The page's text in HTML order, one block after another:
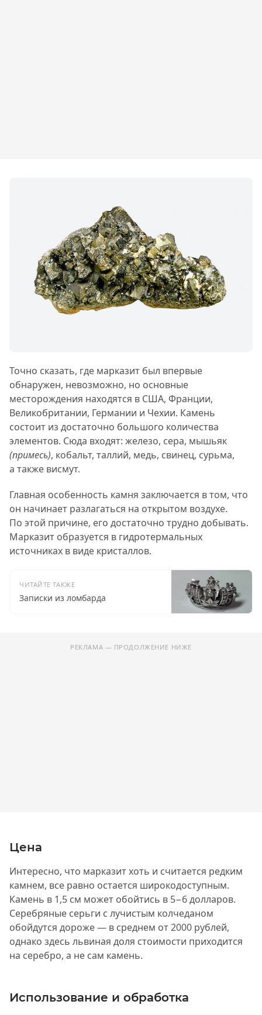
Точно сказать, где марказит был впервые
обнаружен, невозможно, но основные
месторождения находятся в США, Франции,
Великобритании, Германии и Чехии. Камень
состоит из достаточно большого количества
элементов. Сюда входят: железо, сера, мышьяк
(примесь), кобальт, таллий, медь, свинец, сурьма,
а также висмут.
Главная особенность камня заключается в том, что
он начинает разлагаться на открытом воздухе.
По этой причине, его достаточно трудно добывать.
Марказит образуется в гидротермальных
источниках в виде кристаллов.
ЧИТАЙТЕ ТАКЖЕ
Записки из ломбарда
РЕКЛАМА — ПРОДОЛЖЕНИЕ НИЖЕ
Цена
Интересно, что марказит хоть и считается редким
камнем, все равно остается широкодоступным.
Камень в 1,5 см может обойтись в 5−6 долларов.
Серебряные серьги с лучистым колчеданом
обойдутся дороже — в среднем от 2000 рублей,
однако здесь львиная доля стоимости приходится
на серебро, а не сам камень.
Использование и обработка